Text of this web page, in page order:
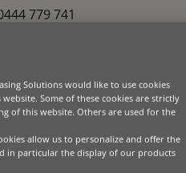
779 741
:
Général
Nancy Celis, Head of
du Parc 8 bte 1
Solutions would like to use cookies
Some of these cookies are strictly
of this website. Others are used for the
allow us to personalize and offer the
in particular the display of our products